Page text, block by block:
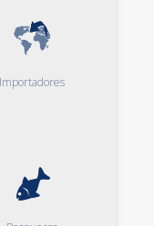
Importadores